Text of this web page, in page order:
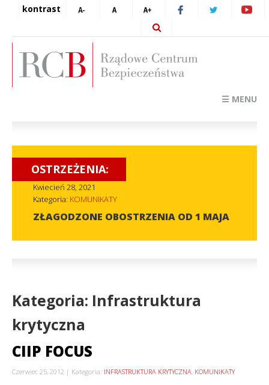
kontrast
☰ MENU
OSTRZEŻENIA:
Kwiecień 28, 2021
Kategoria: KOMUNIKATY
ZŁAGODZONE OBOSTRZENIA OD 1 MAJA
Kategoria: Infrastruktura
krytyczna
CIIP FOCUS
Czerwiec 25, 2012 Kategoria: INFRASTRUKTURA KRYTYCZNA, KOMUNIKATY